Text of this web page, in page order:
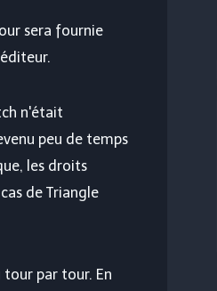
sera fournie
n'était
peu de temps
les droits
de Triangle
par tour. En